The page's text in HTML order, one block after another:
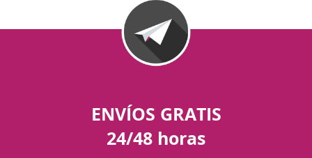
ENVÍOS GRATIS
24/48 horas